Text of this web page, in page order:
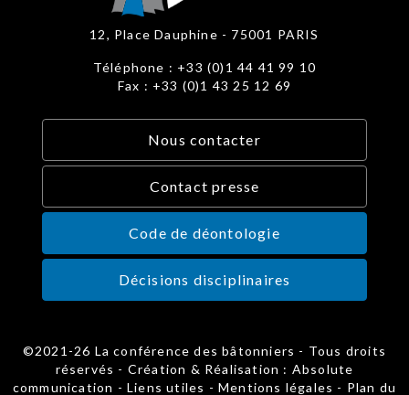
12, Place Dauphine - 75001 PARIS
Téléphone : +33 (0)1 44 41 99 10
Fax : +33 (0)1 43 25 12 69
Nous contacter
Contact presse
Code de déontologie
Décisions disciplinaires
©2021-26 La conférence des bâtonniers - Tous droits
réservés - Création & Réalisation : Absolute
communication - Liens utiles - Mentions légales - Plan du